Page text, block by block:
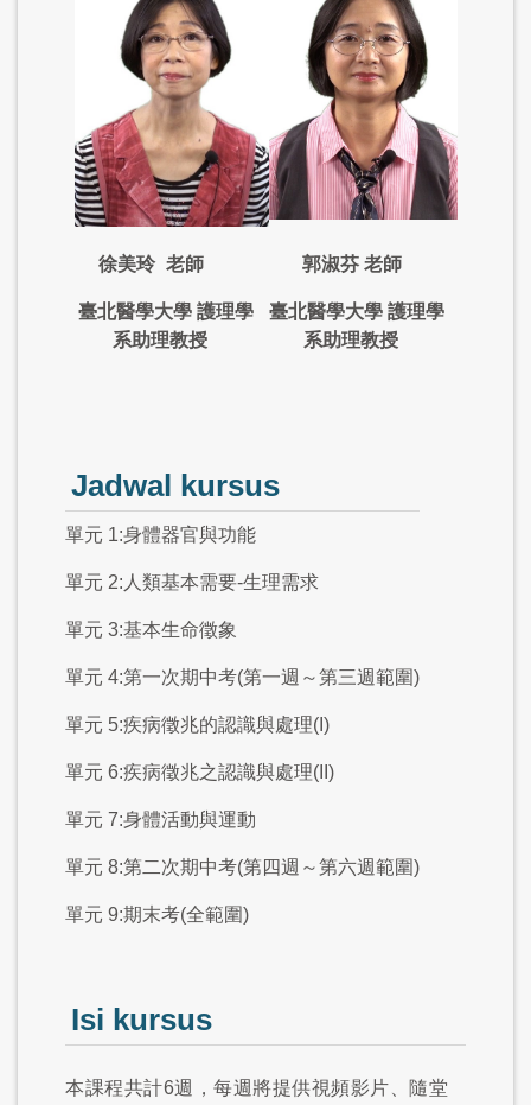
徐美玲 老師
臺北醫學大學 護理學
系助理教授
郭淑芬 老師
臺北醫學大學 護理學
系助理教授
Jadwal kursus
單元 1:身體器官與功能
單元 2:人類基本需要-生理需求
單元 3:基本生命徵象
單元 4:第一次期中考(第一週～第三週範圍)
單元 5:疾病徵兆的認識與處理(I)
單元 6:疾病徵兆之認識與處理(II)
單元 7:身體活動與運動
單元 8:第二次期中考(第四週～第六週範圍)
單元 9:期末考(全範圍)
Isi kursus
本課程共計6週，每週將提供視頻影片、隨堂